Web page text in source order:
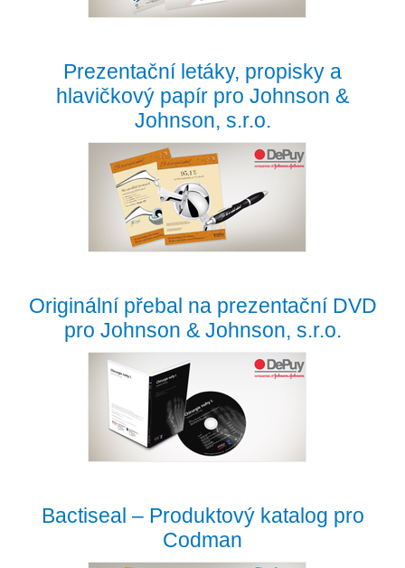
Prezentační letáky, propisky a
hlavičkový papír pro Johnson &
Johnson, s.r.o.
Originální přebal na prezentační DVD
pro Johnson & Johnson, s.r.o.
Bactiseal – Produktový katalog pro
Codman